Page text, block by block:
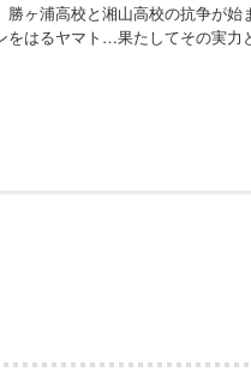
勝ヶ浦高校と湘山高校の抗争が始
をはるヤマト…果たしてその実力